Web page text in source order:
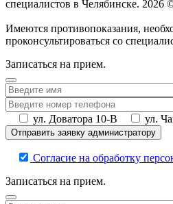
специалистов в Челябинске.
Имеются противопоказания,
проконсультироваться со
Записаться на прием.
ул. Доватора 10-В ул.
Согласие на обработку
Записаться на прием.